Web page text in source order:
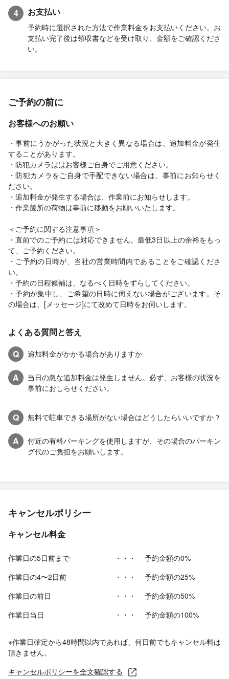
4 お支払い
予約時に選択された方法で作業料金をお支払いください。お
支払い完了後は領収書などを受け取り、金額をご確認くださ
い。
ご予約の前に
お客様へのお願い
・事前にうかがった状況と大きく異なる場合は、追加料金が発生
することがあります。
・防犯カメラははお客様ご自身でご用意ください。
・防犯カメラをご自身で手配できない場合は、事前にお知らせく
ださい。
・追加料金が発生する場合は、作業前にお知らせします。
・作業箇所の荷物は事前に移動をお願いいたします。
＜ご予約に関する注意事項＞
・直前でのご予約には対応できません。最低3日以上の余裕をもっ
て、ご予約ください。
・ご予約の日時が、当社の営業時間内であることをご確認くださ
い。
・予約の日程候補は、なるべく日時をずらしてください。
・予約が集中し、ご希望の日時に伺えない場合がございます。そ
の場合は、[メッセージ]にて改めて日時をお伺いします。
よくある質問と答え
Q
追加料金がかかる場合がありますか
A
当日の急な追加料金は発生しません。必ず、お客様の状況を
事前におしらせください。
Q 無料で駐車できる場所がない場合はどうしたらいいですか？
A
付近の有料パーキングを使用しますが、その場合のパーキン
グ代のご負担をお願いします。
キャンセルポリシー
キャンセル料金
作業日の5日前まで ・・・
予約金額の0%
作業日の4〜2日前
・・・
予約金額の25%
作業日の前日
・・・
予約金額の50%
作業日当日
・・・ 予約金額の100%
※作業日確定から48時間以内であれば、何日前でもキャンセル料は
頂きません。
キャンセルポリシーを全文確認する